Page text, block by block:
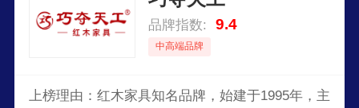
品牌指数: 9.4
中高端品牌
上榜理由：红木家具知名品牌，始建于1995年，主